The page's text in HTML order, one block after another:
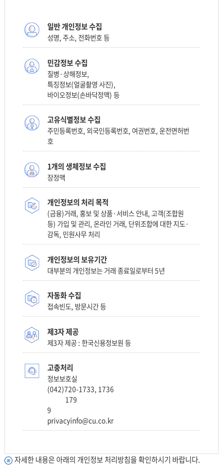
일반 개인정보 수집
성명, 주소, 전화번호 등
민감정보 수집
질병·상해정보,
특징정보(얼굴촬영 사진),
바이오정보(손바닥정맥) 등
고유식별정보 수집
주민등록번호, 외국인등록번호, 여권번호, 운전면허번
호
1개의 생체정보 수집
장정맥
개인정보의 처리 목적
(금융)거래, 홍보 및 상품·서비스 안내, 고객(조합원
등) 가입 및 관리, 온라인 거래, 단위조합에 대한 지도·
감독, 민원사무 처리
개인정보의 보유기간
대부분의 개인정보는 거래 종료일로부터 5년
자동화 수집
접속빈도, 방문시간 등
제3자 제공
제3자 제공 : 한국신용정보원 등
고충처리
정보보호실
(042)720-1733, 1736
179
9
privacyinfo@cu.co.kr
자세한 내용은 아래의 개인정보 처리방침을 확인하시기 바랍니다.